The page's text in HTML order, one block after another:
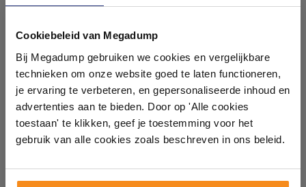
Cookiebeleid van Megadump
Bij Megadump gebruiken we cookies en vergelijkbare
technieken om onze website goed te laten functioneren,
je ervaring te verbeteren, en gepersonaliseerde inhoud en
advertenties aan te bieden. Door op 'Alle cookies
toestaan' te klikken, geef je toestemming voor het
gebruik van alle cookies zoals beschreven in ons beleid.
badkamers in onze 1000 m²
showroom
Laat je inspireren door 21 volledig ingerichte
badkameropstellingen – van compact tot luxe. Onze
ervaren adviseurs helpen je persoonlijk, en je vindt
tegels & sanitair direct uit voorraad. Gratis parkeren
op eigen terrein.